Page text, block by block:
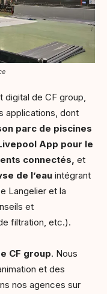
digital de CF group,
applications, dont
parc de piscines
App pour le
connectés, et
de l’eau intégrant
Langelier et la
et
filtration, etc.).
CF group. Nous
et des
nos agences sur